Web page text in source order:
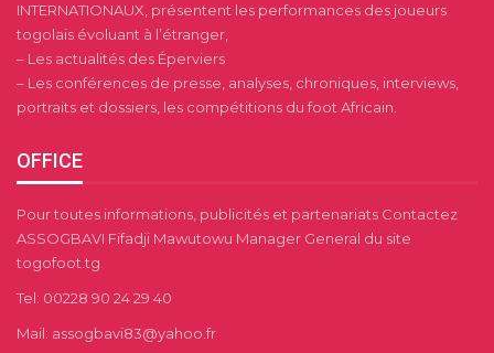
INTERNATIONAUX, présentent les performances des joueurs
togolais évoluant à l’étranger,
– Les actualités des Éperviers
– Les conférences de presse, analyses, chroniques, interviews,
portraits et dossiers, les compétitions du foot Africain.
OFFICE
Pour toutes informations, publicités et partenariats Contactez
ASSOGBAVI Fifadji Mawutowu Manager General du site
togofoot.tg
Tel: 00228 90 24 29 40
Mail: assogbavi83@yahoo.fr